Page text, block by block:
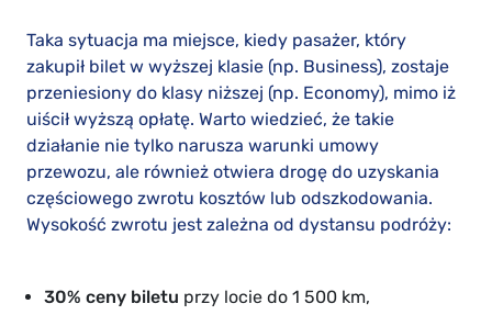
Taka sytuacja ma miejsce, kiedy pasażer, który
zakupił bilet w wyższej klasie (np. Business), zostaje
przeniesiony do klasy niższej (np. Economy), mimo iż
uiścił wyższą opłatę. Warto wiedzieć, że takie
działanie nie tylko narusza warunki umowy
przewozu, ale również otwiera drogę do uzyskania
częściowego zwrotu kosztów lub odszkodowania.
Wysokość zwrotu jest zależna od dystansu podróży:
30% ceny biletu przy locie do 1 500 km,